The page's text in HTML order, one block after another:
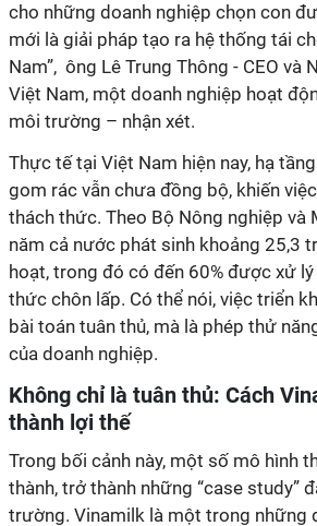
cho những doanh nghiệp chọn con
mới là giải pháp tạo ra hệ thống tái
Nam”, ông Lê Trung Thông - CEO và
Việt Nam, một doanh nghiệp hoạt
môi trường – nhận xét.
Thực tế tại Việt Nam hiện nay, hạ
gom rác vẫn chưa đồng bộ, khiến
thách thức. Theo Bộ Nông nghiệp và
năm cả nước phát sinh khoảng 25,3
hoạt, trong đó có đến 60% được xử
thức chôn lấp. Có thể nói, việc triển
bài toán tuân thủ, mà là phép thử
của doanh nghiệp.
Không chỉ là tuân thủ: Cách
thành lợi thế
Trong bối cảnh này, một số mô hình
thành, trở thành những “case study”
trường. Vinamilk là một trong những